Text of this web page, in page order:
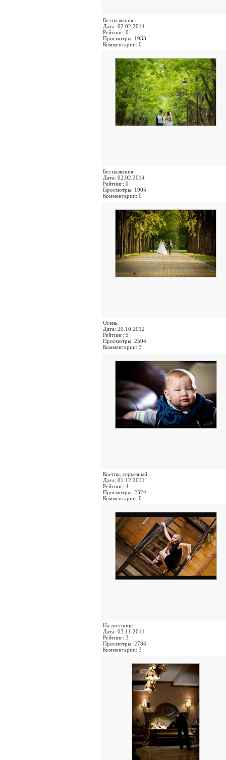
Без названия
Дата: 02.02.2014
Рейтинг: 0
Просмотры: 1933
Комментарии: 0
Без названия
Дата: 02.02.2014
Рейтинг: 0
Просмотры: 1905
Комментарии: 0
Осень
Дата: 20.10.2012
Рейтинг: 5
Просмотры: 2504
Комментарии: 3
Костик, серьезный...
Дата: 01.12.2011
Рейтинг: 4
Просмотры: 2324
Комментарии: 0
На лестнице
Дата: 03.11.2011
Рейтинг: 3
Просмотры: 2784
Комментарии: 3